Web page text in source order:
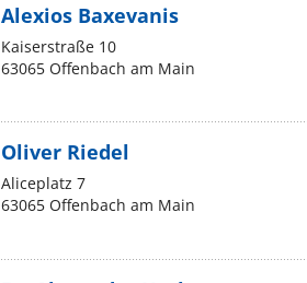
Alexios Baxevanis
Kaiserstraße 10
63065 Offenbach am Main
Oliver Riedel
Aliceplatz 7
63065 Offenbach am Main